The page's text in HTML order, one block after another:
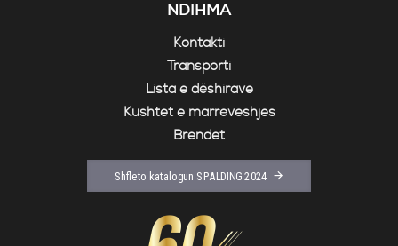
NDIHMA
Kontakti
Transporti
Lista e dëshirave
Kushtet e marrëveshjes
Brendet
Shfleto katalogun SPALDING 2024